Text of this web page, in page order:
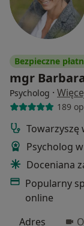
Bezpieczne
mgr
Psycholog ·
189
Towarzyszę
Psycholog
Doceniana
Popularny
online
Adres